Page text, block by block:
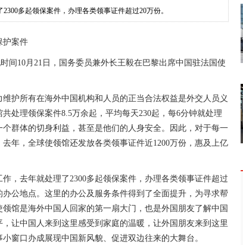
多起领保案件，办理各类领事证件超过20万份。
案件
10月21日，国务委员兼外长王毅在巴黎出席中国驻法国使
所有在海外中国机构和人员的正当合法权益是外交人员义
处理领保案件8.5万余起，平均每天230起，每6分钟就处理
群体的切身利益，甚至是他们的人身安全。因此，对于每一
年，全球使领馆还发放各类领事证件近1200万份，惠及上亿
去年就处理了2300多起领保案件，办理各类领事证件超过
公地点。这里的办公及服务条件得到了全面提升，为寻求帮
馆是海外中国人回家的第一扇大门，也是外国朋友了解中国
让中国人来到这里感受到家庭的温暖，让外国朋友来到这里
窗口办成展现中国新风貌、促进双边往来的大舞台。